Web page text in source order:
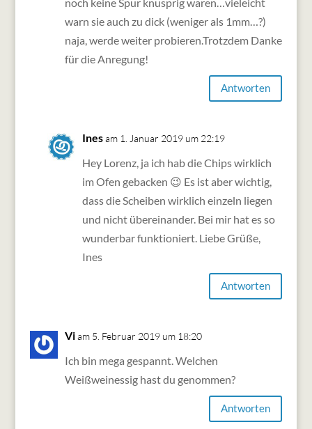
warn sie auch zu dick (weniger als 1mm…?)
naja, werde weiter probieren.Trotzdem Danke
für die Anregung!
Antworten
Ines am 1. Januar 2019 um 22:19
Hey Lorenz, ja ich hab die Chips wirklich
im Ofen gebacken 😉 Es ist aber wichtig,
dass die Scheiben wirklich einzeln liegen
und nicht übereinander. Bei mir hat es so
wunderbar funktioniert. Liebe Grüße,
Ines
Antworten
Vi am 5. Februar 2019 um 18:20
Ich bin mega gespannt. Welchen
Weißweinessig hast du genommen?
Antworten